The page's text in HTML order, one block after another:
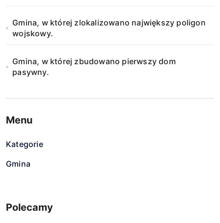
Gmina, w której zlokalizowano największy poligon
wojskowy.
Gmina, w której zbudowano pierwszy dom
pasywny.
Menu
Kategorie
Gmina
Polecamy